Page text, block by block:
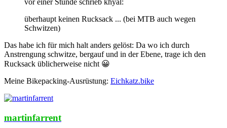
vor einer Stunde schrieb khyal:
überhaupt keinen Rucksack ... (bei MTB auch wegen
Schwitzen)
Das habe ich für mich halt anders gelöst: Da wo ich durch
Anstrengung schwitze, bergauf und in der Ebene, trage ich den
Rucksack üblicherweise nicht 😀
Meine Bikepacking-Ausrüstung: Eichkatz.bike
martinfarrent